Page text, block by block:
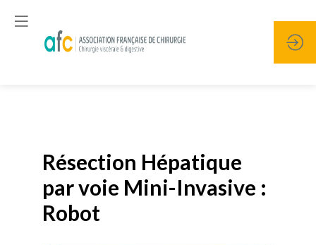
Résection Hépatique
par voie Mini-Invasive :
Robot